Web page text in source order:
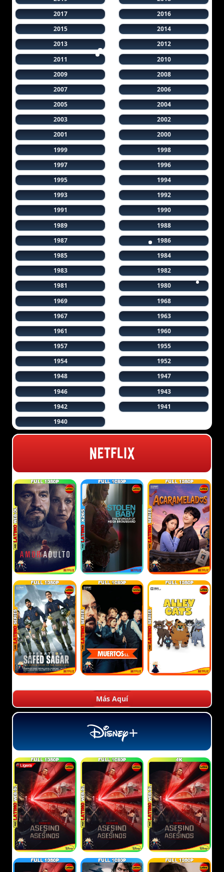
2017
2016
2015
2014
2013
2012
2011
2010
2009
2008
2007
2006
2005
2004
2003
2002
2001
2000
1999
1998
1997
1996
1995
1994
1993
1992
1991
1990
1989
1988
1987
1986
1985
1984
1983
1982
1981
1980
1969
1968
1967
1963
1961
1960
1957
1955
1954
1952
1948
1947
1946
1943
1942
1941
1940
Más Aquí